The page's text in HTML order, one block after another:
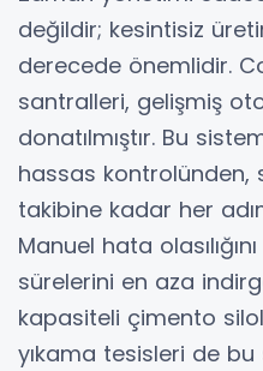
değildir; kesintisiz
derecede önemlidir.
santralleri, gelişmiş
donatılmıştır. Bu
hassas kontrolünden,
takibine kadar her
Manuel hata
sürelerini en aza
kapasiteli çimento
yıkama tesisleri de